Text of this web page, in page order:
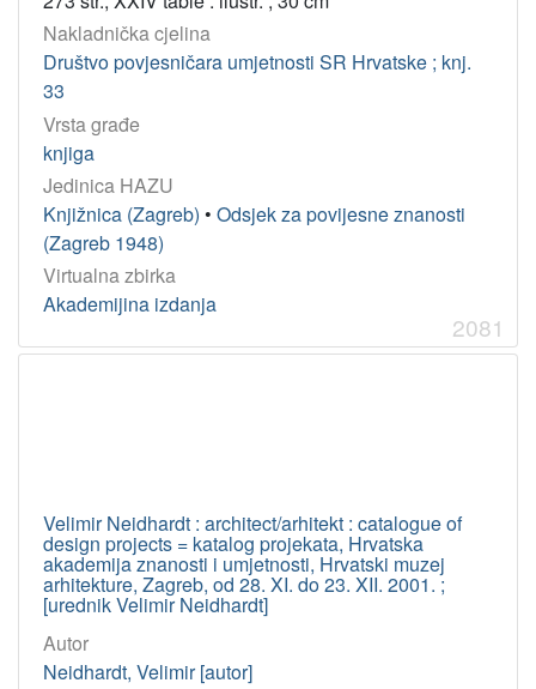
Nakladnička cjelina
Društvo povjesničara umjetnosti SR Hrvatske ; knj.
33
Vrsta građe
knjiga
Jedinica HAZU
Knjižnica (Zagreb) • Odsjek za povijesne znanosti
(Zagreb 1948)
Virtualna zbirka
Akademijina izdanja
2081
Velimir Neidhardt : architect/arhitekt : catalogue of
design projects = katalog projekata, Hrvatska
akademija znanosti i umjetnosti, Hrvatski muzej
arhitekture, Zagreb, od 28. XI. do 23. XII. 2001. ;
[urednik Velimir Neidhardt]
Autor
Neidhardt, Velimir [autor]